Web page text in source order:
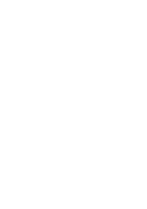
van e-mailmarketing